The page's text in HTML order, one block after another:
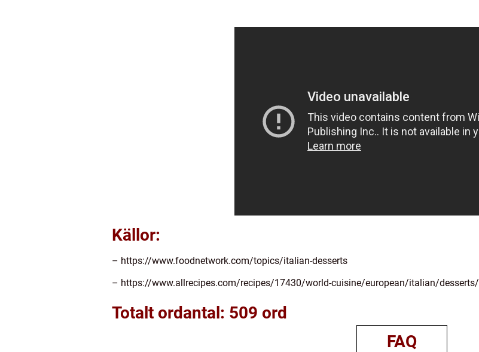
Källor:
– https://www.foodnetwork.com/topics/italian-desserts
– https://www.allrecipes.com/recipes/17430/world-cuisine/european/italian/desserts/
Totalt ordantal: 509 ord
FAQ